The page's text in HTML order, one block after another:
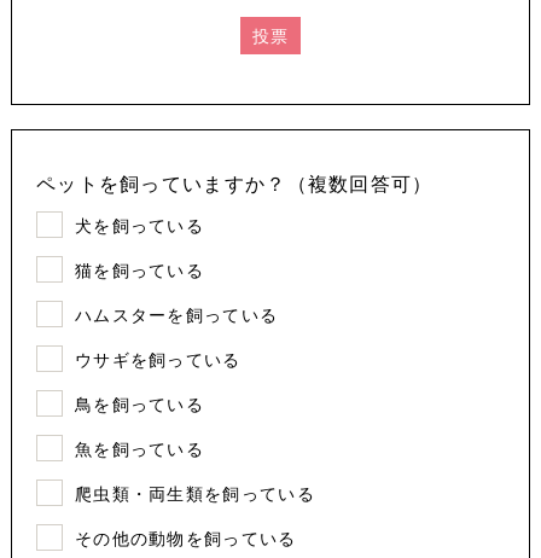
投票
ペットを飼っていますか？（複数回答可）
犬を飼っている
猫を飼っている
ハムスターを飼っている
ウサギを飼っている
鳥を飼っている
魚を飼っている
爬虫類・両生類を飼っている
その他の動物を飼っている